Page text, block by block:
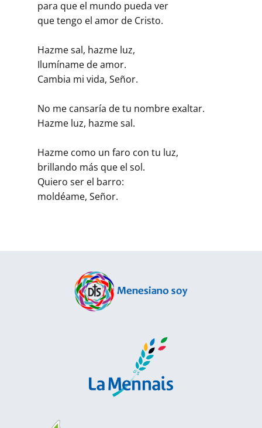
para que el mundo pueda ver
que tengo el amor de Cristo.
Hazme sal, hazme luz,
Ilumíname de amor.
Cambia mi vida, Señor.
No me cansaría de tu nombre exaltar.
Hazme luz, hazme sal.
Hazme como un faro con tu luz,
brillando más que el sol.
Quiero ser el barro:
moldéame, Señor.